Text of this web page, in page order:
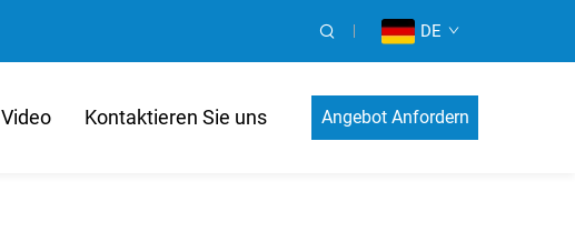
DE
Video Kontaktieren Sie uns Angebot Anfordern